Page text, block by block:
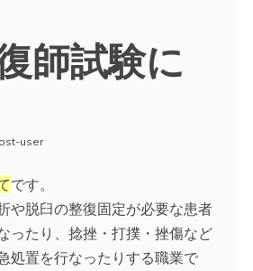
師試験に
user
です。
や脱臼の整復固定が必要な患者
ったり、捻挫・打撲・挫傷など
処置を行なったりする職業で